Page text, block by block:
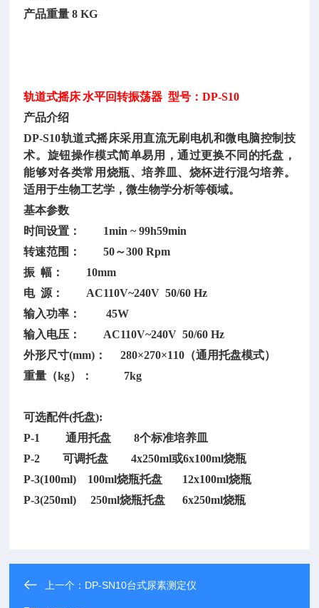
产品重量 8 KG
轨道式摇床 水平回转振荡器 型号：DP-S10
产品介绍
DP-S10轨道式摇床采用直流无刷电机和微电脑控制技
术。旋钮操作模式简单易用，通过更换不同的托盘，
能够对各类常用烧瓶、培养皿、烧杯进行混匀培养。
适用于生物工艺学，微生物学分析等领域。
基本参数
时间设置：
1min ~ 99h59min
转速范围：
50～300 Rpm
振 幅： 10mm
电源： AC110V~240V 50/60 Hz
输入功率：
45W
输入电压：
AC110V~240V 50/60 Hz
外形尺寸(mm)： 280×270×110（通用托盘模式）
重量（kg）： 7kg
可选配件(托盘):
P-1 通用托盘 8个标准培养皿
P-2 可调托盘 4x250ml或6x100ml烧瓶
P-3(100ml) 100ml烧瓶托盘 12x100ml烧瓶
P-3(250ml) 250ml烧瓶托盘 6x250ml烧瓶
上一个： DP-SN10台式尿素测定仪